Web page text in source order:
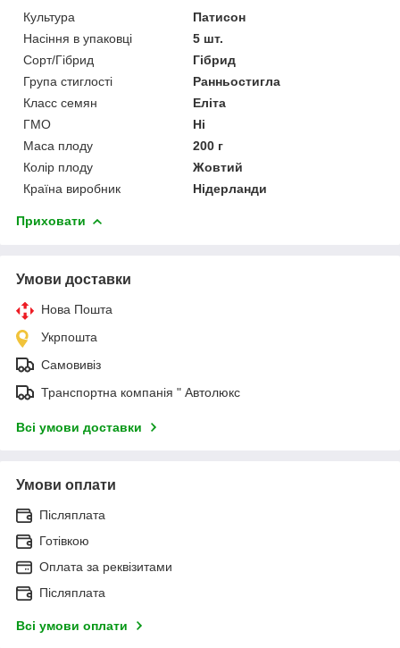
Культура
Патисон
Насіння в упаковці
5 шт.
Сорт/Гібрид
Гібрид
Група стиглості
Ранньостигла
Класс семян
Еліта
ГМО
Ні
Маса плоду
200 г
Колір плоду
Жовтий
Країна виробник
Нідерланди
Приховати
Умови доставки
Нова Пошта
Укрпошта
Самовивіз
Транспортна компанія " Автолюкс
Всі умови доставки
Умови оплати
Післяплата
Готівкою
Оплата за реквізитами
Післяплата
Всі умови оплати